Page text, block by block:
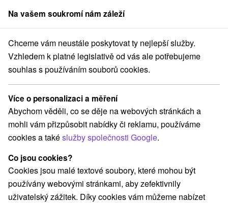
člen skupinySorger
Banskobystrický kraj Moštenica Chata Baňa Medzibrod
Chata Baňa Medzibrod
Moštenica
REZERVACE A VÝBĚR POBYTU
Kontaktujte přímo ubytovatele.
Navigovat do místa
O ZAŘÍZENÍ VYBAVENÍ
Na vašem soukromí nám záleží
Chceme vám neustále poskytovat ty nejlepší služby.
Vzhledem k platné legislativě od vás ale potřebujeme
souhlas s používáním souborů cookies.
Více o personalizaci a měření
Abychom věděli, co se děje na webových stránkách a
mohli vám přizpůsobit nabídky či reklamu, používáme
cookies a takéslužby společnosti Google.
Co jsou cookies?
Cookies jsou malé textové soubory, které mohou být
používány webovými stránkami, aby zefektivnily
uživatelský zážitek. Díky cookies vám můžeme nabízet